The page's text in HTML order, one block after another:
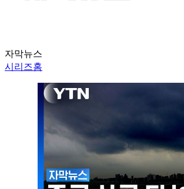
자막뉴스
시리즈홈